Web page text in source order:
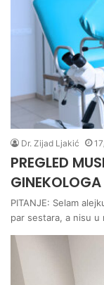
Dr. Zijad Ljakić
PREGLED
GINEKOLOGA
PITANJE: Selam
par sestara, a nisu